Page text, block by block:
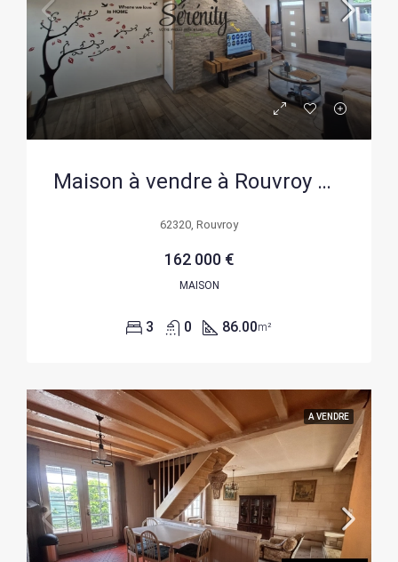
Maison à vendre à Rouvroy – Charmante maison de ville avec jardin et garage
62320, Rouvroy
162 000 €
MAISON
3 0 86.00m²
A VENDRE